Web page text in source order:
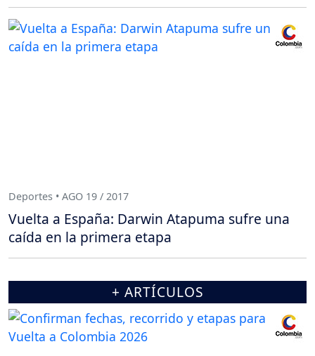
Deportes • AGO 19 / 2017
Vuelta a España: Darwin Atapuma sufre una
caída en la primera etapa
+ ARTÍCULOS